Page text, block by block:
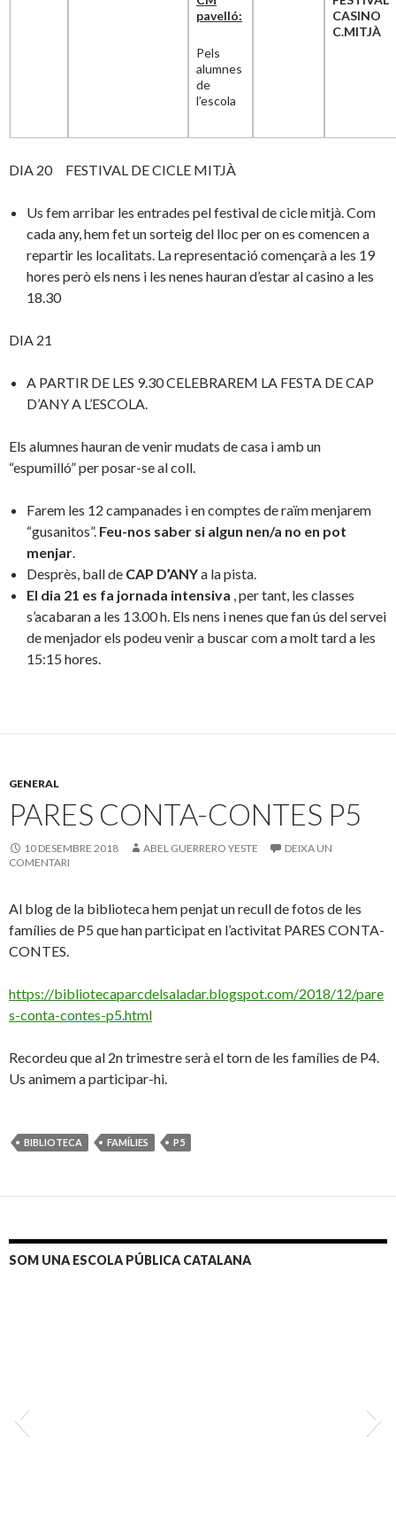
pavelló:
Pels
alumnes
de
l’escola
CASINO
C.MITJÀ
DIA 20 FESTIVAL DE CICLE MITJÀ
Us fem arribar les entrades pel festival de cicle mitjà. Com
cada any, hem fet un sorteig del lloc per on es comencen a
repartir les localitats. La representació començarà a les 19
hores però els nens i les nenes hauran d’estar al casino a les
18.30
DIA 21
A PARTIR DE LES 9.30 CELEBRAREM LA FESTA DE CAP
D’ANY A L’ESCOLA.
Els alumnes hauran de venir mudats de casa i amb un
“espumilló” per posar-se al coll.
Farem les 12 campanades i en comptes de raïm menjarem
“gusanitos”. Feu-nos saber si algun nen/a no en pot
menjar.
Desprès, ball de CAP D’ANYa la pista.
El dia 21 es fa jornada intensiva , per tant, les classes
s’acabaran a les 13.00 h. Els nens i nenes que fan ús del servei
de menjador els podeu venir a buscar com a molt tard a les
15:15 hores.
GENERAL
PARES CONTA-CONTES P5
10 DESEMBRE 2018 ABEL GUERRERO YESTE
DEIXA UN
COMENTARI
Al blog de la biblioteca hem penjat un recull de fotos de les
famílies de P5 que han participat en l’activitat PARES CONTA-
CONTES.
https://bibliotecaparcdelsaladar.blogspot.com/2018/12/pare
s-conta-contes-p5.html
Recordeu que al 2n trimestre serà el torn de les famílies de P4.
Us animem a participar-hi.
BIBLIOTECA FAMÍLIES P5
SOM UNA ESCOLA PÚBLICA CATALANA